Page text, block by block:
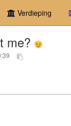
Verdieping
me?